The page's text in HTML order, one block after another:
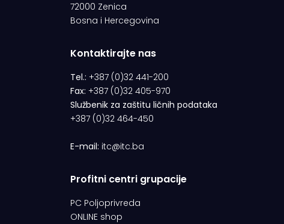
72000 Zenica
Bosna i Hercegovina
Kontaktirajte nas
Tel.: +387 (0)32 441-200
Fax: +387 (0)32 405-970
Službenik za zaštitu ličnih podataka
+387 (0)32 464-450
E-mail: itc@itc.ba
Profitni centri grupacije
PC Poljoprivreda
ONLINE shop